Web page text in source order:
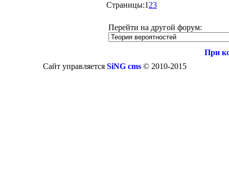
Страницы:1 23
Перейти на другой форум:
При
Сайт управляется SiNG cms© 2010-2015